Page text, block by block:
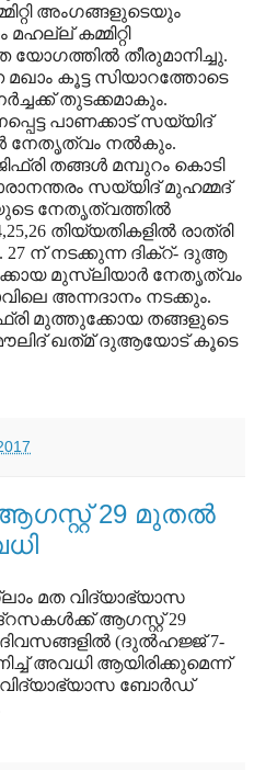
അംഗങ്ങളുടെയും
കമ്മിറ്റി
തീരുമാനിച്ചു.
മഖാം കൂട്ട സിയാറത്തോടെ
തുടക്കമാകും.
പാണക്കാട്‌ സയ്യിദ്‌
നേതൃത്വം നല്‍കും.
തങ്ങള്‍ മമ്പുറം കൊടി
സയ്യിദ്‌ മുഹമ്മദ്‌
നേതൃത്വത്തില്‍
തിയ്യതികളില്‍ രാത്രി
ന്‌ നടക്കുന്ന ദിക്‌റ്‌- ദുആ
മുസ്‌ലിയാര്‍ നേതൃത്വം
അന്നദാനം നടക്കും.
മുത്തുക്കോയ തങ്ങളുടെ
ഖത്‌മ്‌ ദുആയോട്‌ കൂടെ
29 മുതല്‍
മത വിദ്യാഭ്യാസ
ആഗസ്റ്റ് 29
(ദുല്‍ഹജ്ജ് 7-
അവധി ആയിരിക്കുമെന്ന്
വിദ്യാഭ്യാസ ബോര്‍ഡ്